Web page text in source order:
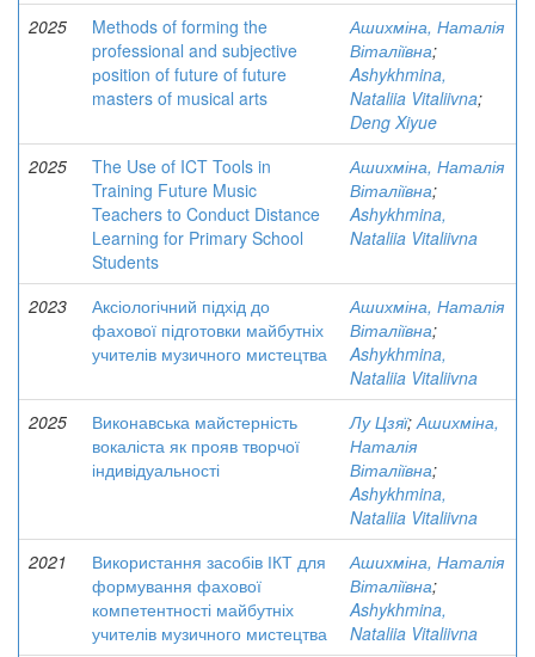
2025
Methods of forming the
professional and subjective
рosition of future of future
masters of musical arts
Ашихміна, Наталія
Віталіївна;
Ashykhmina,
Nataliia Vitaliivna;
Deng Xiyue
2025
The Use of ICT Tools in
Training Future Music
Teachers to Conduct Distance
Learning for Primary School
Students
Ашихміна, Наталія
Віталіївна;
Ashykhmina,
Nataliia Vitaliivna
2023
Аксіологічний підхід до
фахової підготовки майбутніх
учителів музичного мистецтва
Ашихміна, Наталія
Віталіївна;
Ashykhmina,
Nataliia Vitaliivna
2025
Виконавська майстерність
вокаліста як прояв творчої
індивідуальності
Лу Цзяї;Ашихміна,
Наталія
Віталіївна;
Ashykhmina,
Nataliia Vitaliivna
2021
Використання засобів ІКТ для
формування фахової
компетентності майбутніх
учителів музичного мистецтва
Ашихміна, Наталія
Віталіївна;
Ashykhmina,
Nataliia Vitaliivna